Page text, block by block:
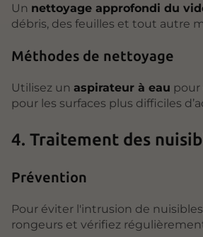
Un nettoyage approfondi du
débris, des feuilles et tout autre
Méthodes de nettoyage
Utilisez un aspirateur à eau pour
pour les surfaces plus difficiles
4. Traitement des
Prévention
Pour éviter l'intrusion de
rongeurs et vérifiez